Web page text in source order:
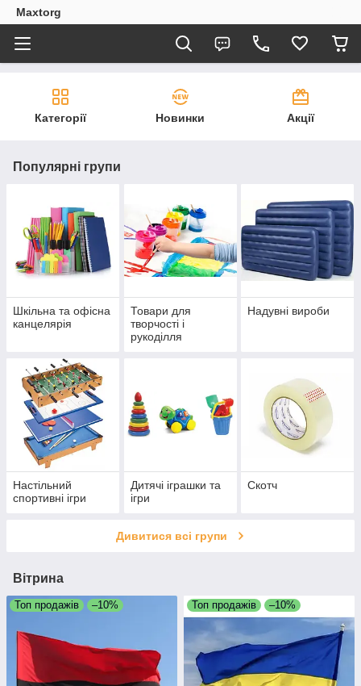
Maxtorg
Категорії Новинки Акції
Популярні групи
Шкільна та офісна
канцелярія
Товари для
творчості і
рукоділля
Надувні вироби
Настільний
спортивні ігри
Дитячі іграшки та
ігри
Скотч
Дивитися всі групи
Вітрина
Топ продажів –10% Топ продажів –10%